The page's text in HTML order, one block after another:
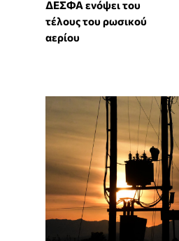
ΔΕΣΦΑ ενόψει του
τέλους του ρωσικού
αερίου